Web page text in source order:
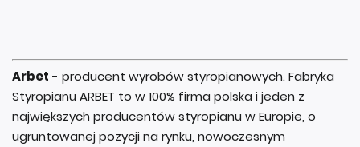
Arbet - producent wyrobów styropianowych. Fabryka
Styropianu ARBET to w 100% firma polska i jeden z
największych producentów styropianu w Europie, o
ugruntowanej pozycji na rynku, nowoczesnym